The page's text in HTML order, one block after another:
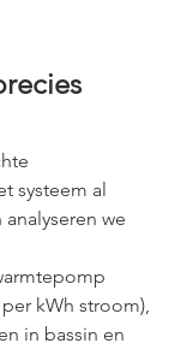
systeem al
we
kWh stroom),
in bassin en